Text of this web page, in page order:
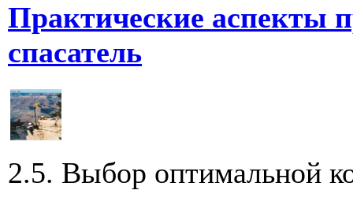
Практические аспекты
спасатель
2.5. Выбор оптимальной